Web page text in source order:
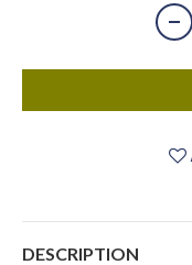
DESCRIPTION